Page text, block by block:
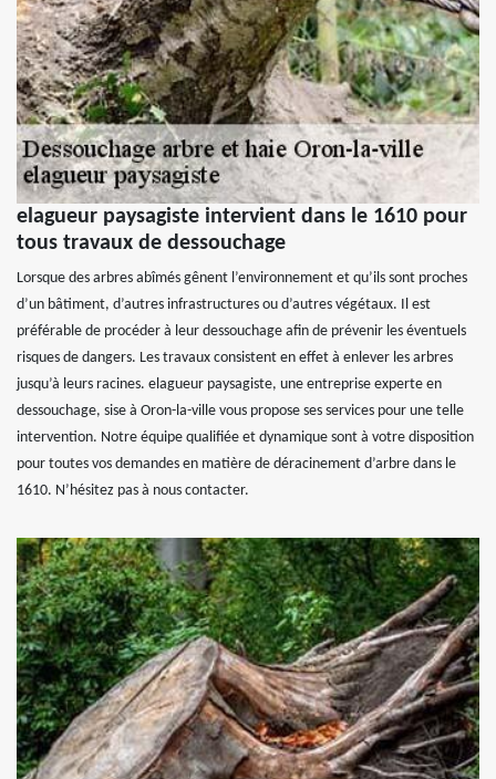
elagueur paysagiste intervient dans le 1610 pour
tous travaux de dessouchage
Lorsque des arbres abîmés gênent l’environnement et qu’ils sont proches
d’un bâtiment, d’autres infrastructures ou d’autres végétaux. Il est
préférable de procéder à leur dessouchage afin de prévenir les éventuels
risques de dangers. Les travaux consistent en effet à enlever les arbres
jusqu’à leurs racines. elagueur paysagiste, une entreprise experte en
dessouchage, sise à Oron-la-ville vous propose ses services pour une telle
intervention. Notre équipe qualifiée et dynamique sont à votre disposition
pour toutes vos demandes en matière de déracinement d’arbre dans le
1610. N’hésitez pas à nous contacter.